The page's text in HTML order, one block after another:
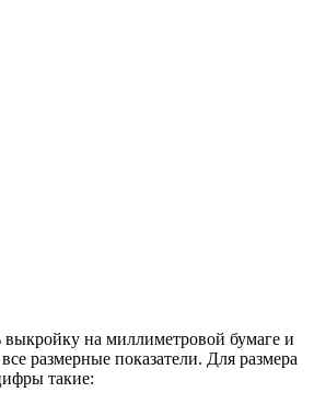
выкройку на миллиметровой бумаге и
размерные показатели. Для размера
такие: